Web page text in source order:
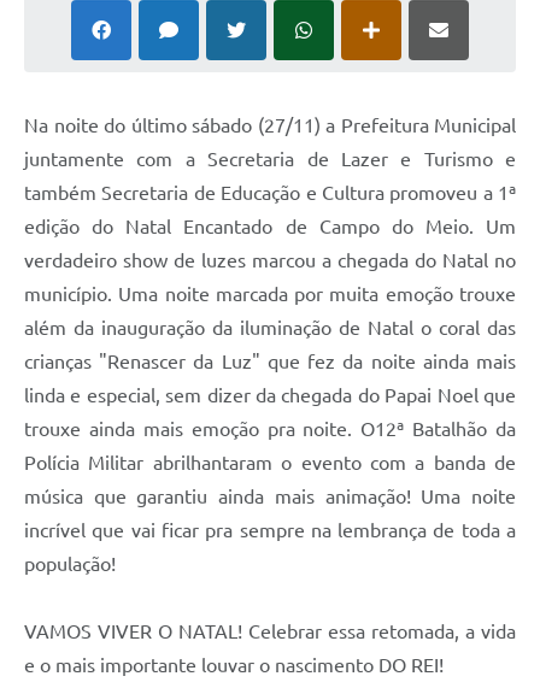
Na noite do último sábado (27/11) a Prefeitura Municipal
juntamente com a Secretaria de Lazer e Turismo e
também Secretaria de Educação e Cultura promoveu a 1ª
edição do Natal Encantado de Campo do Meio. Um
verdadeiro show de luzes marcou a chegada do Natal no
município. Uma noite marcada por muita emoção trouxe
além da inauguração da iluminação de Natal o coral das
crianças "Renascer da Luz" que fez da noite ainda mais
linda e especial, sem dizer da chegada do Papai Noel que
trouxe ainda mais emoção pra noite. O12ª Batalhão da
Polícia Militar abrilhantaram o evento com a banda de
música que garantiu ainda mais animação! Uma noite
incrível que vai ficar pra sempre na lembrança de toda a
população!
VAMOS VIVER O NATAL! Celebrar essa retomada, a vida
e o mais importante louvar o nascimento DO REI!